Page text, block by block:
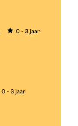
0 - 3 jaar
0 - 3 jaar